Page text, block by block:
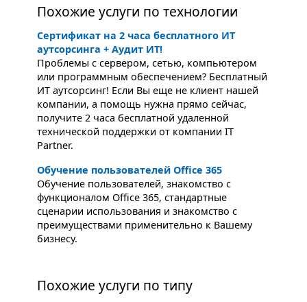
Похожие услуги по технологии
Сертификат на 2 часа бесплатного ИТ
аутсорсинга + Аудит ИТ!
Проблемы с сервером, сетью, компьютером
или программным обеспечением? Бесплатный
ИТ аутсорсинг! Если Вы еще не клиент нашей
компании, а помощь нужна прямо сейчас,
получите 2 часа бесплатной удаленной
технической поддержки от компании IT
Partner.
Обучение пользователей Office 365
Обучение пользователей, знакомство с
функционалом Office 365, стандартные
сценарии использования и знакомство с
преимуществами применительно к Вашему
бизнесу.
Похожие услуги по типу